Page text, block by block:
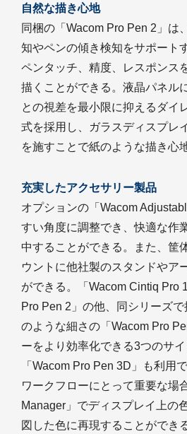
自然な描き心地
同梱の「Wacom Pro Pen 2」は
知やペンの傾き検知をサポート
ペンタッチ、精度、レスポンス
描くことができる。液晶パネル
との視差を最小限に抑えるダイ
式を採用し、ガラスディスプレ
を施すことで紙のような描き心
充実したアクセサリー製品
オプションの「Wacom
すい角度に調整でき、快適な作
中することができる。また、筐
ウントに他社製のスタンドやア
ができる。「Wacom Cintiq Pro
Pro Pen 2」の他、同シリーズ
のような細さの「Wacom Pro
ーをより効率化できる3つのサ
「Wacom Pro Pen 3D」も利用
ワークフローにとって重要な場
Manager」でディスプレイ上の
図した色に再現することができ